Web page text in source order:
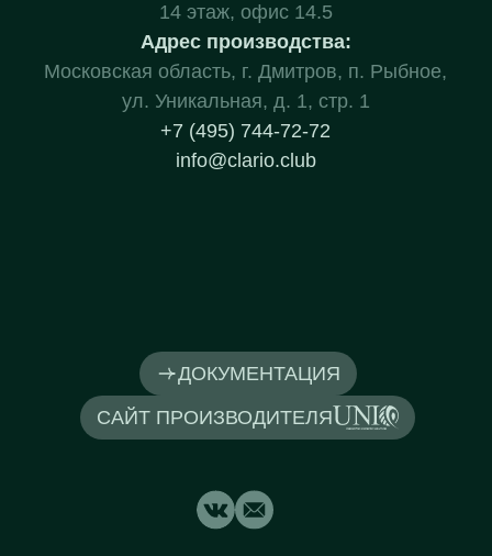
ДОКУМЕНТАЦИЯ
САЙТ ПРОИЗВОДИТЕЛЯ
14 этаж, офис 14.5
Адрес производства:
Московская область, г. Дмитров, п. Рыбное,
ул. Уникальная, д. 1, стр. 1
+7 (495) 744-72-72
info@clario.club